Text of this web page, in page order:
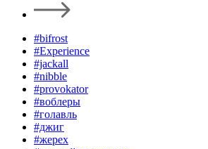
#bifrost
#Experience
#jackall
#nibble
#provokator
#воблеры
#голавль
#джиг
#жерех